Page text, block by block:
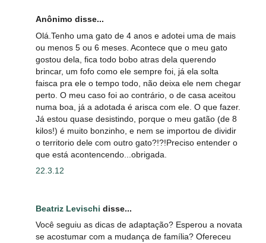
Anônimo disse...
Olá.Tenho uma gato de 4 anos e adotei uma de mais
ou menos 5 ou 6 meses. Acontece que o meu gato
gostou dela, fica todo bobo atras dela querendo
brincar, um fofo como ele sempre foi, já ela solta
faisca pra ele o tempo todo, não deixa ele nem chegar
perto. O meu caso foi ao contrário, o de casa aceitou
numa boa, já a adotada é arisca com ele. O que fazer.
Já estou quase desistindo, porque o meu gatão (de 8
kilos!) é muito bonzinho, e nem se importou de dividir
o territorio dele com outro gato?!?!Preciso entender o
que está acontencendo...obrigada.
22.3.12
Beatriz Levischi disse...
Você seguiu as dicas de adaptação? Esperou a novata
se acostumar com a mudança de família? Ofereceu